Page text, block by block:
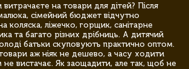
на товари для дітей? Після
сімейний бюджет відчутно
коляска, ліжечко, горщик, санітарне
та багато різних дрібниць. А дитячий
батьки скуповують практично оптом.
аж ніяк не дешево, а часу ходити
не вистачає. Як заощадити, але так, щоб не